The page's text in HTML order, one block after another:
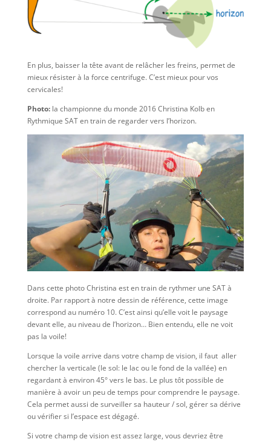
En plus, baisser la tête avant de relâcher les freins, permet de
mieux résister à la force centrifuge. C’est mieux pour vos
cervicales!
Photo:la championne du monde 2016 Christina Kolb en
Rythmique SAT en train de regarder vers l’horizon.
Dans cette photo Christina est en train de rythmer une SAT à
droite. Par rapport à notre dessin de référence, cette image
correspond au numéro 10. C’est ainsi qu’elle voit le paysage
devant elle, au niveau de l’horizon… Bien entendu, elle ne voit
pas la voile!
Lorsque la voile arrive dans votre champ de vision, il faut aller
chercher la verticale (le sol: le lac ou le fond de la vallée) en
regardant à environ 45° vers le bas. Le plus tôt possible de
manière à avoir un peu de temps pour comprendre le paysage.
Cela permet aussi de surveiller sa hauteur / sol, gérer sa dérive
ou vérifier si l’espace est dégagé.
Si votre champ de vision est assez large, vous devriez être